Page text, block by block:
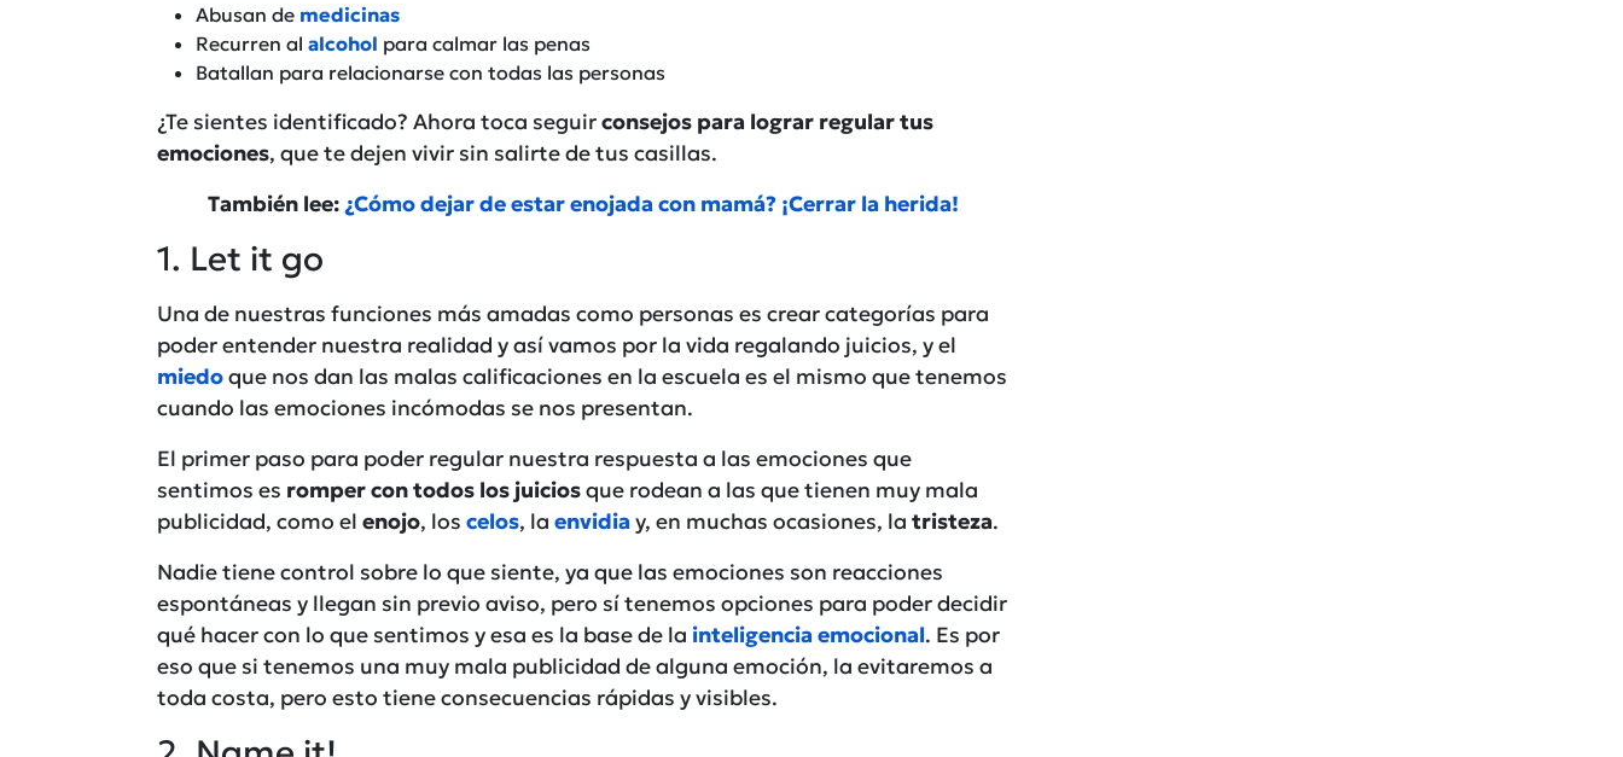
Abusan de medicinas
Recurren al alcohol para calmar las penas
Batallan para relacionarse con todas las personas
¿Te sientes identificado? Ahora toca seguirconsejos para lograr regular tus
emociones, que te dejen vivir sin salirte de tus casillas.
También lee: ¿Cómo dejar de estar enojada con mamá? ¡Cerrar la herida!
1. Let it go
Una de nuestras funciones más amadas como personas es crear categorías para
poder entender nuestra realidad y así vamos por la vida regalando juicios, y el
miedoque nos dan las malas calificaciones en la escuela es el mismo que tenemos
cuando las emociones incómodas se nos presentan.
El primer paso para poder regular nuestra respuesta a las emociones que
sentimos es romper con todos los juiciosque rodean a las que tienen muy mala
publicidad, como el enojo, los celos, la envidiay, en muchas ocasiones, la tristeza.
Nadie tiene control sobre lo que siente, ya que las emociones son reacciones
espontáneas y llegan sin previo aviso, pero sí tenemos opciones para poder decidir
qué hacer con lo que sentimos y esa es la base de la inteligencia emocional. Es por
eso que si tenemos una muy mala publicidad de alguna emoción, la evitaremos a
toda costa, pero esto tiene consecuencias rápidas y visibles.